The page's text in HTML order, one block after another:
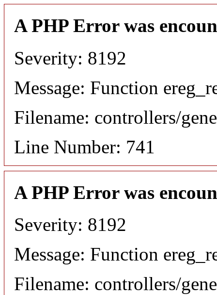
A PHP Error was
Severity: 8192
Message: Function
Filename: controllers/
Line Number: 741
A PHP Error was
Severity: 8192
Message: Function
Filename: controllers/